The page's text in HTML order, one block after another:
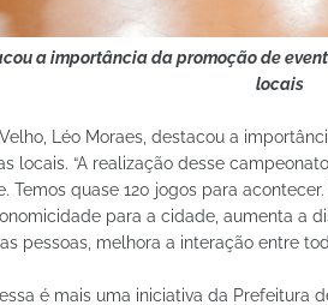
a importância da promoção de
locais
Léo Moraes, destacou a
locais. “A realização desse
Temos quase 120 jogos para
para a cidade, aumenta a
pessoas, melhora a interação entre
é mais uma iniciativa da Prefeitura